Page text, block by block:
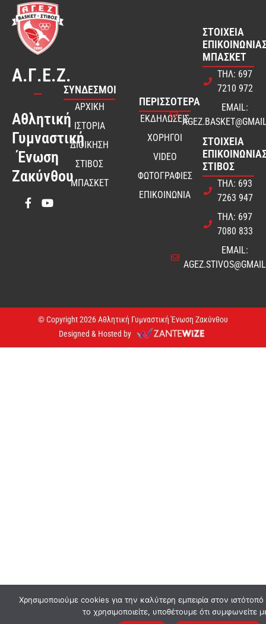
Α.Γ.Ε.Ζ.
Αθλητική
Γυμναστική
Ένωση
Ζακύνθου
ΣΎΝΔΕΣΜΟΙ
ΑΡΧΙΚΗ
ΙΣΤΟΡΙΑ
ΔΙΟΙΚΗΣΗ
ΣΤΙΒΟΣ
ΜΠΑΣΚΕΤ
ΠΕΡΙΣΣΟΤΕΡΑ
ΕΚΔΗΛΩΣΕΙΣ
ΧΟΡΗΓΟΙ
VIDEO
ΦΩΤΟΓΡΑΦΙΕΣ
ΕΠΙΚΟΙΝΩΝΙΑ
ΣΤΟΙΧΕΊΑ
ΜΠΆΣΚΕΤ
ΤΗΛ: 697
7210 972
EMAIL:
ΣΤΟΙΧΕΊΑ
ΣΤΊΒΟΣ
ΤΗΛ: 693
7263 947
ΤΗΛ: 697
7080 833
EMAIL:
© Copyright 2026 Αθλητική Γυμναστική Ένωση Ζακύνθου
Designed & Hosted by
Χρησιμοποιούμε cookies για την καλύτερη εμπειρία στον
το χρησιμοποιείτε, υποθέτουμε ότι συμφωνείτε